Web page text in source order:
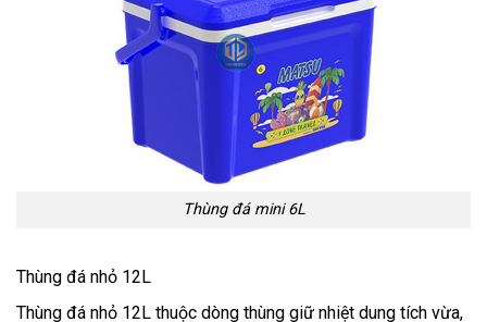
Thùng đá mini 6L
Thùng đá nhỏ 12L
Thùng đá nhỏ 12L thuộc dòng thùng giữ nhiệt dung tích vừa,